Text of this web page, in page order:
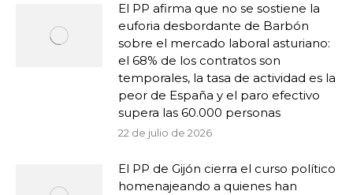
El PP afirma que no se sostiene la
euforia desbordante de Barbón
sobre el mercado laboral asturiano:
el 68% de los contratos son
temporales, la tasa de actividad es la
peor de España y el paro efectivo
supera las 60.000 personas
22 de julio de 2026
El PP de Gijón cierra el curso político
homenajeando a quienes han